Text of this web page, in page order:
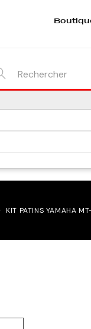
KIT PATINS YAMAHA